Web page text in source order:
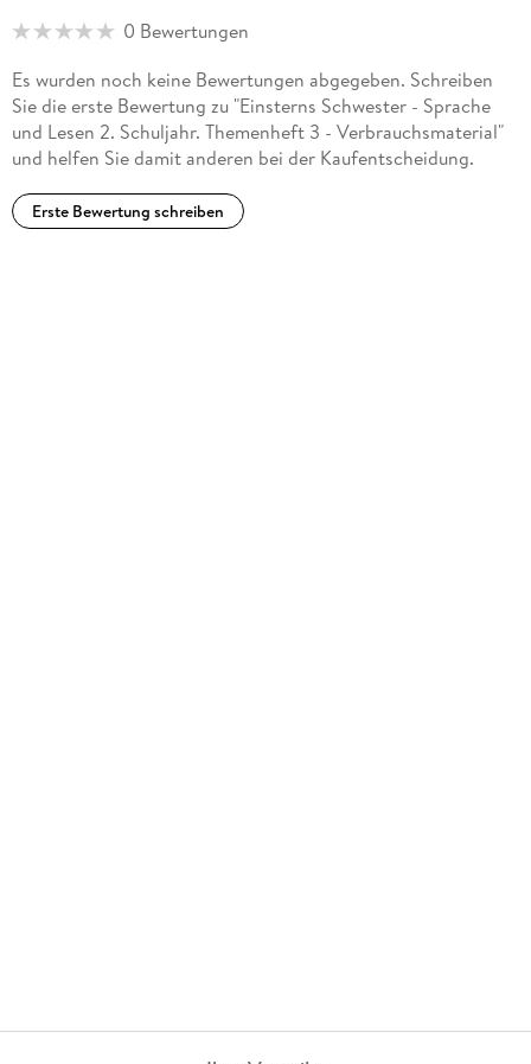
0 Bewertungen
Es wurden noch keine Bewertungen abgegeben. Schreiben
Sie die erste Bewertung zu "Einsterns Schwester - Sprache
und Lesen 2. Schuljahr. Themenheft 3 - Verbrauchsmaterial"
und helfen Sie damit anderen bei der Kaufentscheidung.
Erste Bewertung schreiben